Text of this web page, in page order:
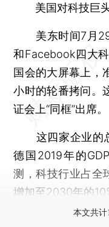
美国对科技巨头
美东时间7月29
和Facebook四大
国会的大屏幕上，
小时的轮番拷问。
证会上“同框”出席。
这四家企业的总
德国2019年的
测，科技行业占全
增加至2030年的
本文共计